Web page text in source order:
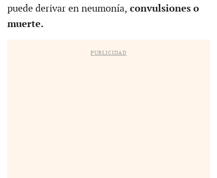
puede derivar en neumonía, convulsiones o
muerte.
PUBLICIDAD